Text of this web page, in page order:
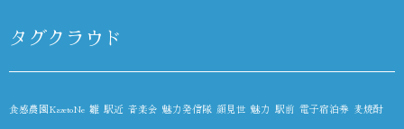
タグクラウド
食感農園KazetoNe 雛 駅近 音楽会 魅力発信隊 顔見世 魅力 駅前 電子宿泊券 麦焼酎